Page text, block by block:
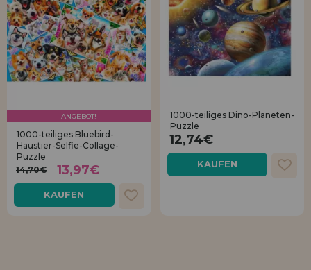
ANGEBOT!
1000-teiliges Bluebird-
Haustier-Selfie-Collage-
Puzzle
14,70€
13,97€
KAUFEN
1000-teiliges Dino-Planeten-
Puzzle
12,74€
KAUFEN